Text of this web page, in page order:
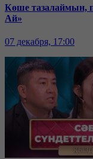
Көше тазалаймын,
Ай»
07 декабря, 17:00